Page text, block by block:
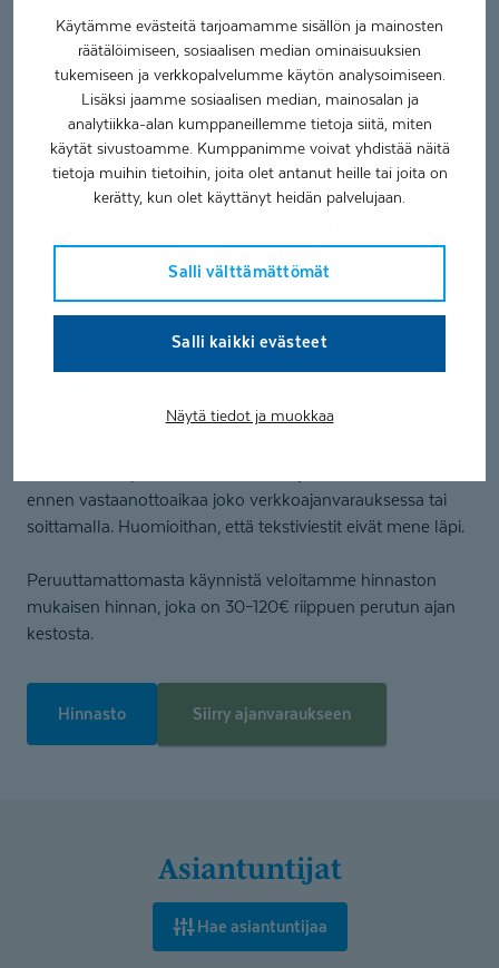
Käytämme evästeitä tarjoamamme sisällön ja mainosten
räätälöimiseen, sosiaalisen median ominaisuuksien
tukemiseen ja verkkopalvelumme käytön analysoimiseen.
Lisäksi jaamme sosiaalisen median, mainosalan ja
analytiikka-alan kumppaneillemme tietoja siitä, miten
käytät sivustoamme. Kumppanimme voivat yhdistää näitä
tietoja muihin tietoihin, joita olet antanut heille tai joita on
kerätty, kun olet käyttänyt heidän palvelujaan.
Salli välttämättömät
Salli kaikki evästeet
Näytä tiedot ja muokkaa
ti klo 8.30–15.00
ke klo 9.00–18.00
to klo 10.00-17.00
pe klo 8.00–14.00
Ajanvaraus
mihin vuorokaudenaikaan tahansa.
Voit varata ajan myös puhelimitse. Kaikki ajat eivät ole
varattavissa netissä.
peruuttaminen
ennen vastaanottoaikaa joko verkkoajanvarauksessa tai
soittamalla. Huomioithan, että tekstiviestit eivät mene läpi.
Peruuttamattomasta käynnistä veloitamme hinnaston
mukaisen hinnan, joka on 30–120€ riippuen perutun ajan
kestosta.
Hinnasto Siirry ajanvaraukseen
Asiantuntijat
Hae asiantuntijaa